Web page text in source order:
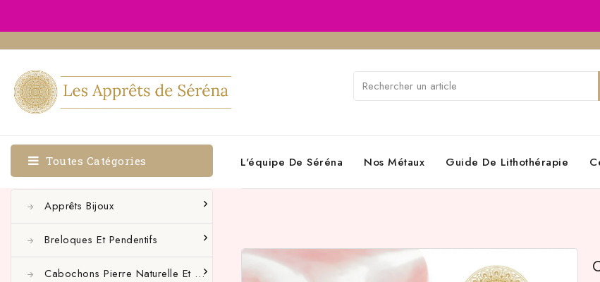
L'équipe De Séréna Nos Métaux Guide De Lithothérapie
Toutes Catégories
Apprêts Bijoux
Breloques Et Pendentifs
Cabochons Pierre Naturelle Et Autres